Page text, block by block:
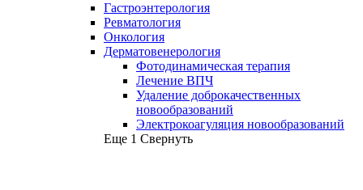
Гастроэнтерология
Ревматология
Онкология
Дерматовенерология
Фотодинамическая терапия
Лечение ВПЧ
Удаление доброкачественных
новообразований
Электрокоагуляция новообразований
Еще 1 Свернуть